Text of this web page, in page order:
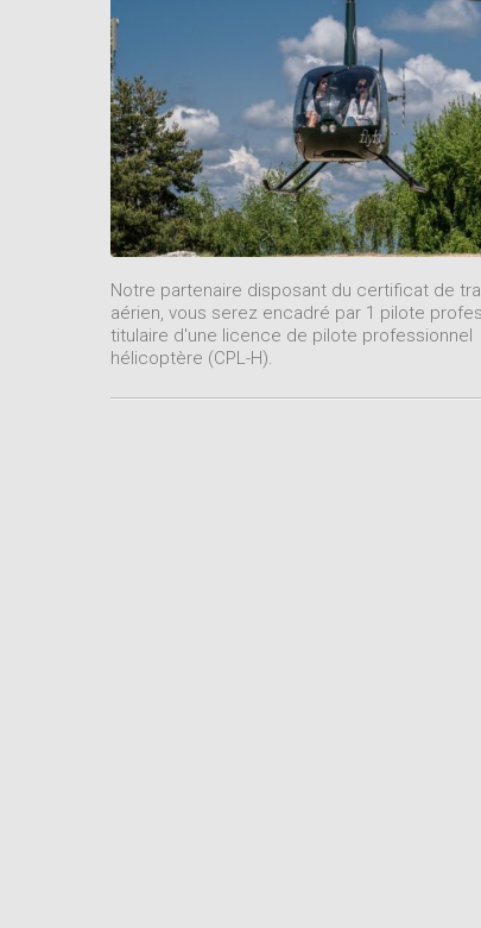
Notre partenaire disposant du certificat de
aérien, vous serez encadré par 1 pilote
titulaire d'une licence de pilote professionnel
hélicoptère (CPL-H).